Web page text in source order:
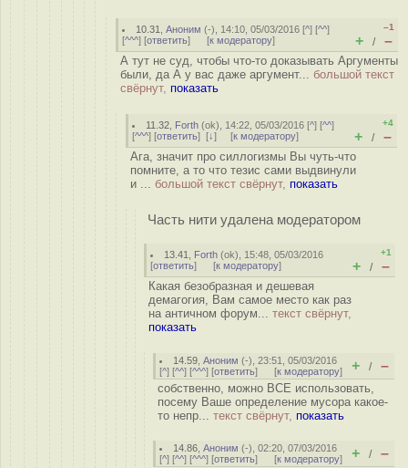
10.31 ,Аноним (-), 14:10, 05/03/2016 [^] [^^]
[^^^] [ответить] [к модератору]
–1
+ / –
А тут не суд, чтобы что-то доказывать Аргументы
были, да А у вас даже аргумент... большой текст
свёрнут, показать
11.32 Forth (ok), 14:22, 05/03/2016 [^] [^^]
[^^^] [ответить] [↓] [к модератору]
+4
+ / –
Ага, значит про силлогизмы Вы чуть-что
помните, а то что тезис сами выдвинули
и ... большой текст свёрнут, показать
Часть нити удалена модератором
13.41 Forth (ok), 15:48, 05/03/2016
[ответить] [к модератору]
+1
+ / –
Какая безобразная и дешевая
демагогия, Вам самое место как раз
на античном форум... текст свёрнут,
показать
14.59 ,Аноним (-), 23:51, 05/03/2016
[^] [^^] [^^^] [ответить] [к модератору] + / –
собственно, можно ВСЕ использовать,
посему Ваше определение мусора какое-
то непр... текст свёрнут, показать
14.86 ,Аноним (-), 02:20, 07/03/2016
[^] [^^] [^^^] [ответить] [к модератору] + / –